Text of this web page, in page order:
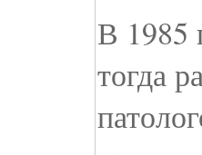
В 1985
тогда